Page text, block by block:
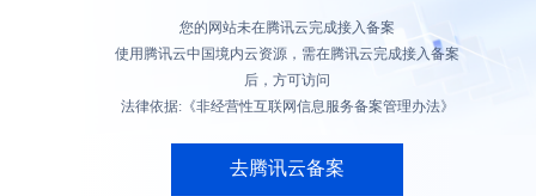
您的网站未在腾讯云完成接入备案
使用腾讯云中国境内云资源，需在腾讯云完成接入备案
后，方可访问
法律依据:《非经营性互联网信息服务备案管理办法》
去腾讯云备案